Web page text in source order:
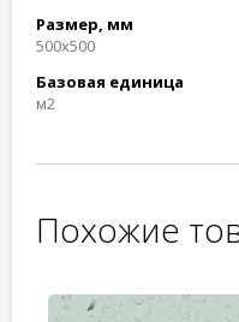
Размер, мм
500x500
Базовая единица
м2
Похожие